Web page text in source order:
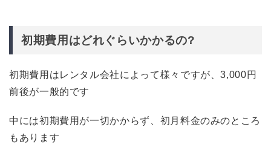
初期費用はどれぐらいかかるの?
初期費用はレンタル会社によって様々ですが、3,000円
前後が一般的です
中には初期費用が一切かからず、初月料金のみのところ
もあります